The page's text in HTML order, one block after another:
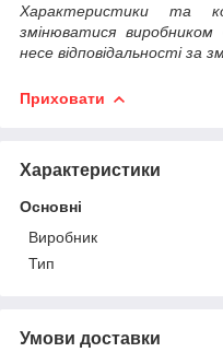
Характеристики та
змінюватися
несе відповідальності за
Приховати
Характеристики
Основні
Виробник
Тип
Умови доставки